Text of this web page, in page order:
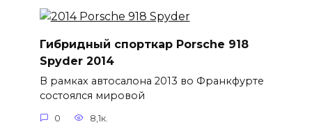
Гибридный спорткар Porsche 918
Spyder 2014
В рамках автосалона 2013 во Франкфурте
состоялся мировой
0 8,1к.